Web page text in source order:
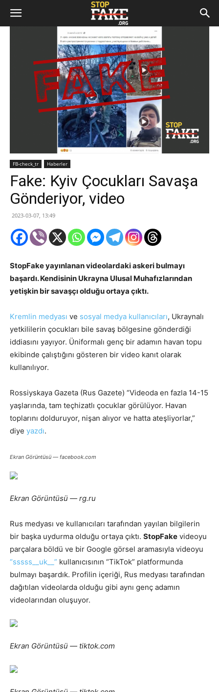
FB-check_tr Haberler
Fake: Kyiv Çocukları Savaşa
Gönderiyor, video
2023-03-07, 13:49
StopFake yayınlanan videolardaki askeri bulmayı
başardı. Kendisinin Ukrayna Ulusal Muhafızlarından
yetişkin bir savaşçı olduğu ortaya çıktı.
Kremlin medyası ve sosyal medya kullanıcıları, Ukraynalı
yetkililerin çocukları bile savaş bölgesine gönderdiği
iddiasını yayıyor. Üniformalı genç bir adamın havan topu
ekibinde çalıştığını gösteren bir video kanıt olarak
kullanılıyor.
Rossiyskaya Gazeta (Rus Gazete) “Videoda en fazla 14-15
yaşlarında, tam teçhizatlı çocuklar görülüyor. Havan
toplarını dolduruyor, nişan alıyor ve hatta ateşliyorlar,”
diye yazdı.
Ekran Görüntüsü — facebook.com
Ekran Görüntüsü — rg.ru
Rus medyası ve kullanıcıları tarafından yayılan bilgilerin
bir başka uydurma olduğu ortaya çıktı. StopFake videoyu
parçalara böldü ve bir Google görsel aramasıyla videoyu
“sssss__uk__” kullanıcısının “TikTok” platformunda
bulmayı başardık. Profilin içeriği, Rus medyası tarafından
dağıtılan videolarda olduğu gibi aynı genç adamın
videolarından oluşuyor.
Ekran Görüntüsü — tiktok.com